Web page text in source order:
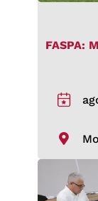
FASPA: